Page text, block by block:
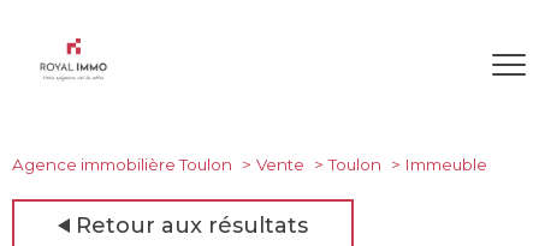
Agence immobilière Toulon Vente Toulon Immeuble
Retour aux résultats